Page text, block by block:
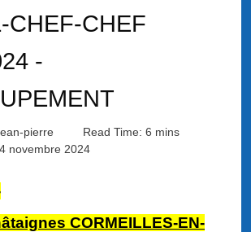
CHEF-CHEF
-
pierre
Read Time: 6 mins
novembre 2024
CORMEILLES-EN-